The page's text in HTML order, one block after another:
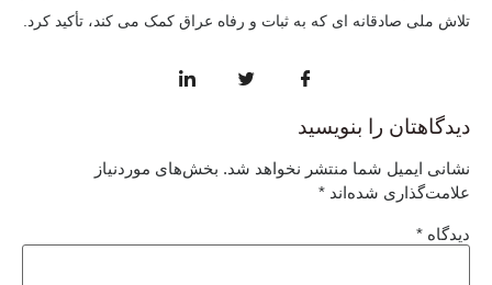
تلاش ملی صادقانه ای که به ثبات و رفاه عراق کمک می کند، تأکید کرد.
دیدگاهتان را بنویسید
نشانی ایمیل شما منتشر نخواهد شد. بخش‌های موردنیاز
علامت‌گذاری شده‌اند *
دیدگاه *